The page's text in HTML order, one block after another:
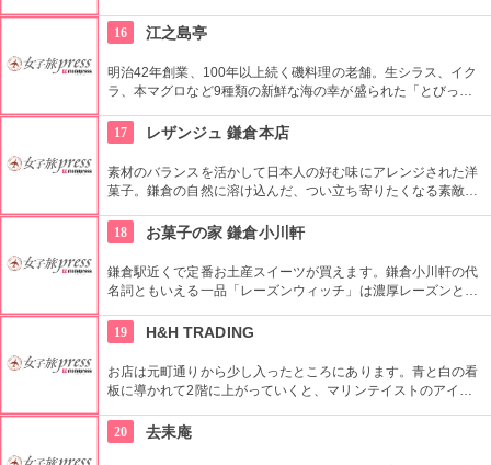
で疲れたら一服してみては。
16 江之島亭
明治42年創業、100年以上続く磯料理の老舗。生シラス、イク
ラ、本マグロなど9種類の新鮮な海の幸が盛られた「とびっち
シラスの食感の違いが楽しめるお寿司や、サザエなどの御膳料
理、まかない丼も人気です。
17 レザンジュ 鎌倉本店
素材のバランスを活かして日本人の好む味にアレンジされた洋
菓子。鎌倉の自然に溶け込んだ、つい立ち寄りたくなる素敵な
18
お菓子の家 鎌倉小川軒
鎌倉駅近くで定番お土産スイーツが買えます。鎌倉小川軒の代
名詞ともいえる一品「レーズンウィッチ」は濃厚レーズンとな
ズンサンド。地元の人からも愛されています。
19 H&H TRADING
お店は元町通りから少し入ったところにあります。青と白の看
板に導かれて2階に上がっていくと、マリンテイストのアイテ
じめ米国アンティークなどの幅広い品揃えが魅力！多種多様な
アイテムが積み重なるように置かれていて、まさに掘り出し物
20 去耒庵